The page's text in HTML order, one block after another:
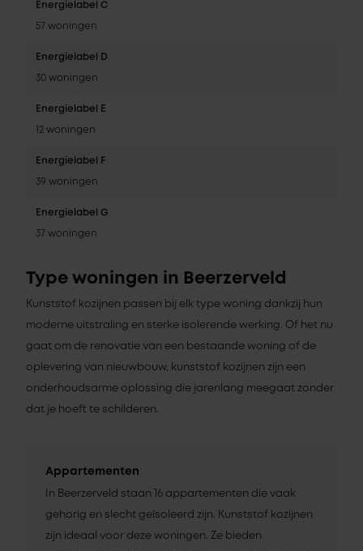
Energielabel C
57 woningen
Energielabel D
30 woningen
Energielabel E
12 woningen
Energielabel F
39 woningen
Energielabel G
37 woningen
Type woningen in Beerzerveld
Kunststof kozijnen passen bij elk type woning dankzij hun
moderne uitstraling en sterke isolerende werking. Of het nu
gaat om de renovatie van een bestaande woning of de
oplevering van nieuwbouw, kunststof kozijnen zijn een
onderhoudsarme oplossing die jarenlang meegaat zonder
dat je hoeft te schilderen.
Appartementen
In Beerzerveld staan 16 appartementen die vaak
gehorig en slecht geïsoleerd zijn. Kunststof kozijnen
zijn ideaal voor deze woningen. Ze bieden